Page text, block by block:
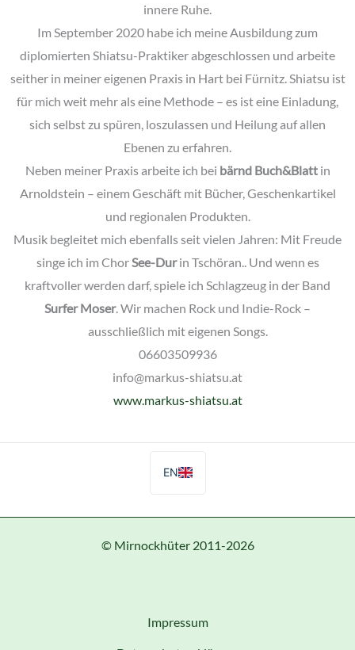
innere Ruhe.
Im September 2020 habe ich meine Ausbildung zum
diplomierten Shiatsu-Praktiker abgeschlossen und arbeite
seither in meiner eigenen Praxis in Hart bei Fürnitz. Shiatsu ist
für mich weit mehr als eine Methode – es ist eine Einladung,
sich selbst zu spüren, loszulassen und Heilung auf allen
Ebenen zu erfahren.
Neben meiner Praxis arbeite ich bei bärnd Buch&Blatt in
Arnoldstein – einem Geschäft mit Bücher, Geschenkartikel
und regionalen Produkten.
Musik begleitet mich ebenfalls seit vielen Jahren: Mit Freude
singe ich im Chor See-Durin Tschöran.. Und wenn es
kraftvoller werden darf, spiele ich Schlagzeug in der Band
Surfer Moser. Wir machen Rock und Indie-Rock –
ausschließlich mit eigenen Songs.
06603509936
info@markus-shiatsu.at
www.markus-shiatsu.at
EN
© Mirnockhüter 2011-2026
Impressum